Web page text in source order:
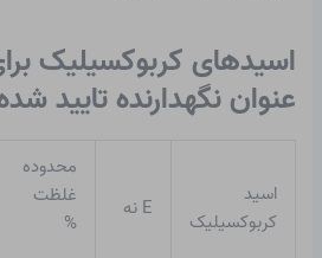
اسیدهای کربوکسیلیک
عنوان نگهدارنده تایید
اسید
کربوکسیلیک
E نه
محدوده
غلظت
%